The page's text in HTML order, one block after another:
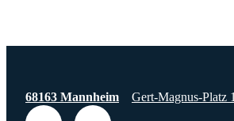
68163 Mannheim Gert-Magnus-Platz 1